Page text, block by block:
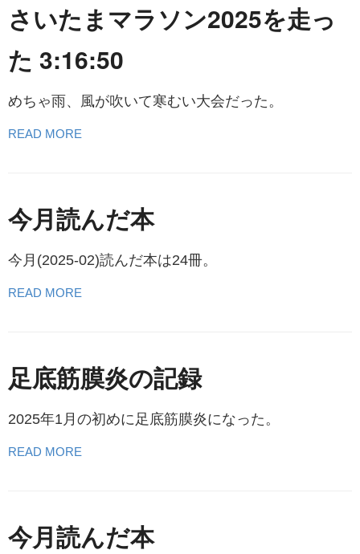
さいたまマラソン2025を走っ
た 3:16:50
めちゃ雨、風が吹いて寒むい大会だった。
READ MORE
今月読んだ本
今月(2025-02)読んだ本は24冊。
READ MORE
足底筋膜炎の記録
2025年1月の初めに足底筋膜炎になった。
READ MORE
今月読んだ本